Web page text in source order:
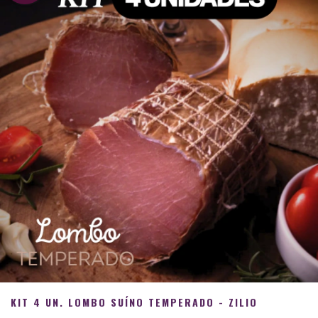
KIT 4 UN. LOMBO SUÍNO TEMPERADO - ZILIO